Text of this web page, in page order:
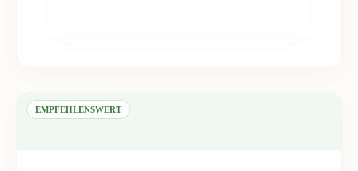
EMPFEHLENSWERT